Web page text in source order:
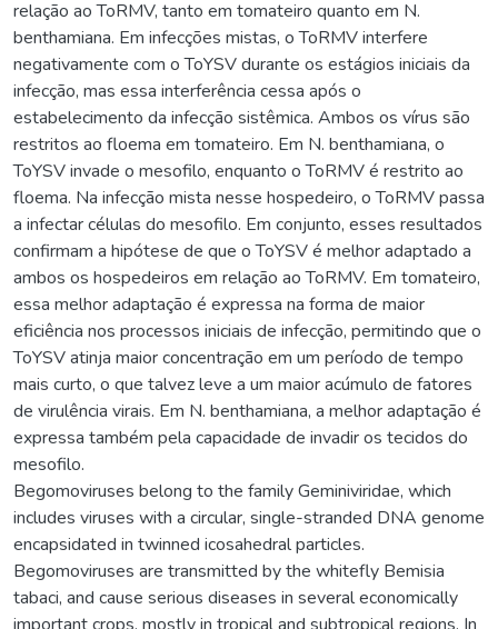
relação ao ToRMV, tanto em tomateiro quanto em N.
benthamiana. Em infecções mistas, o ToRMV interfere
negativamente com o ToYSV durante os estágios iniciais da
infecção, mas essa interferência cessa após o
estabelecimento da infecção sistêmica. Ambos os vírus são
restritos ao floema em tomateiro. Em N. benthamiana, o
ToYSV invade o mesofilo, enquanto o ToRMV é restrito ao
floema. Na infecção mista nesse hospedeiro, o ToRMV passa
a infectar células do mesofilo. Em conjunto, esses resultados
confirmam a hipótese de que o ToYSV é melhor adaptado a
ambos os hospedeiros em relação ao ToRMV. Em tomateiro,
essa melhor adaptação é expressa na forma de maior
eficiência nos processos iniciais de infecção, permitindo que o
ToYSV atinja maior concentração em um período de tempo
mais curto, o que talvez leve a um maior acúmulo de fatores
de virulência virais. Em N. benthamiana, a melhor adaptação é
expressa também pela capacidade de invadir os tecidos do
mesofilo.
Begomoviruses belong to the family Geminiviridae, which
includes viruses with a circular, single-stranded DNA genome
encapsidated in twinned icosahedral particles.
Begomoviruses are transmitted by the whitefly Bemisia
tabaci, and cause serious diseases in several economically